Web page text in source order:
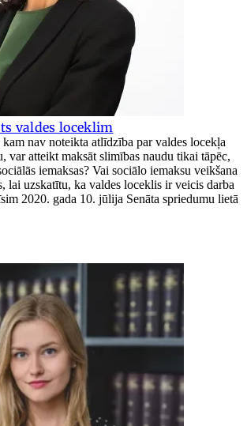
valdes loceklim
nav noteikta atlīdzība par valdes locekļa
var atteikt maksāt slimības naudu tikai tāpēc,
iemaksas? Vai sociālo iemaksu veikšana
lai uzskatītu, ka valdes loceklis ir veicis darba
2020. gada 10. jūlija Senāta spriedumu lietā